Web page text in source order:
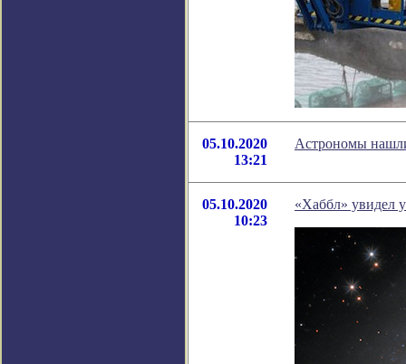
05.10.2020
13:21
Астрономы
05.10.2020
10:23
«Хаббл» увидел